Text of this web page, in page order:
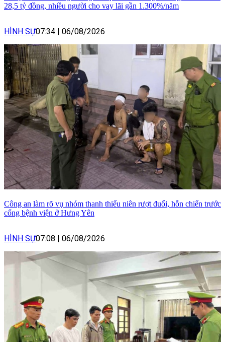
28,5 tỷ đồng, nhiều người cho vay lãi gần 1.300%/năm
HÌNH SỰ07:34 06/08/2026
Công an làm rõ vụ nhóm thanh thiếu niên rượt đuổi, hỗn chiến trước
cổng bệnh viện ở Hưng Yên
HÌNH SỰ07:08 06/08/2026